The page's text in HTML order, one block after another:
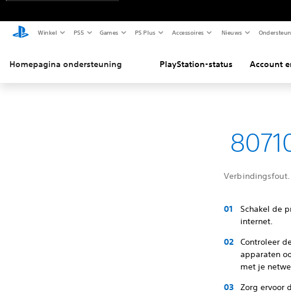
Winkel PS5 Games PS Plus Accessoires Nieuws
Homepagina ondersteuning PlayStation-status Account
Verbindingsfout.
Schakel de
internet.
Controleer
apparaten
met je
Zorg ervoor